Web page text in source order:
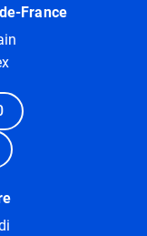
France